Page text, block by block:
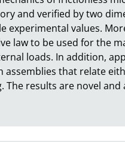
and verified by two
experimental values.
law to be used for the
loads. In addition,
that relate
results are novel